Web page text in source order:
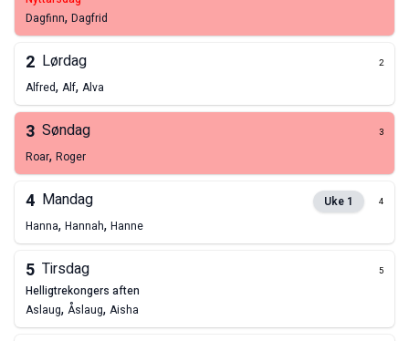
Dagfinn, Dagfrid
2 Lørdag 2
Alfred, Alf, Alva
3 Søndag 3
Roar, Roger
4 Mandag Uke 1 4
Hanna, Hannah, Hanne
5 Tirsdag 5
helligtrekongers aften
Aslaug, Åslaug, Aisha